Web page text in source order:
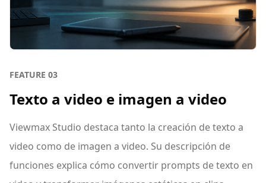
FEATURE 03
Texto a video e imagen a video
Viewmax Studio destaca tanto la creación de texto a
video como de imagen a video. Su descripción de
funciones explica cómo convertir prompts de texto en